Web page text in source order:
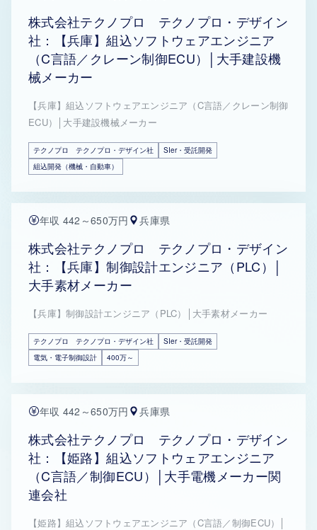
株式会社テクノプロ テクノプロ・デザイン
社：【兵庫】組込ソフトウェアエンジニア
（C言語／クレーン制御ECU）│大手建設機
械メーカー
【兵庫】組込ソフトウェアエンジニア（C言語／クレーン制御
ECU）│大手建設機械メーカー
テクノプロ テクノプロ・デザイン社
SIer・受託開発
組込開発（機械・自動車）
年収 442～650万円 兵庫県
株式会社テクノプロ テクノプロ・デザイン
社：【兵庫】制御設計エンジニア（PLC）│
大手素材メーカー
【兵庫】制御設計エンジニア（PLC）│大手素材メーカー
テクノプロ テクノプロ・デザイン社
SIer・受託開発
電気・電子制御設計
400万～
年収 442～650万円 兵庫県
株式会社テクノプロ テクノプロ・デザイン
社：【姫路】組込ソフトウェアエンジニア
（C言語／制御ECU）│大手電機メーカー関
連会社
【姫路】組込ソフトウェアエンジニア（C言語／制御ECU）│